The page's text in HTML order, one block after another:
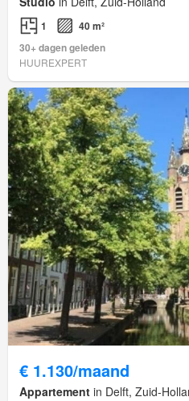
1
40 m²
30+ dagen geleden
HUUREXPERT
€ 1.130/maand
Appartement in Delft, Zuid-